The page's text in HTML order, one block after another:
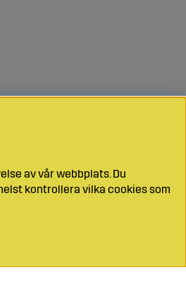
av vår webbplats. Du
kontrollera vilka cookies som